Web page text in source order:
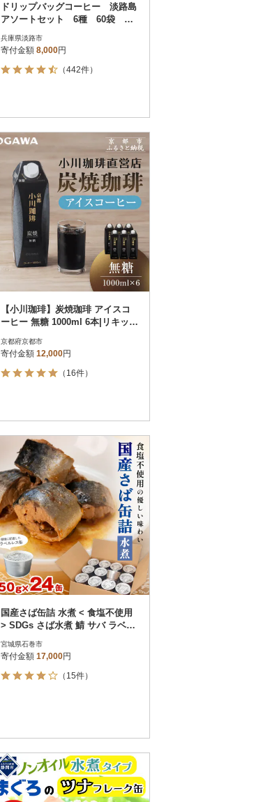
ドリップバッグコーヒー 淡路島
アソートセット 6種 60袋 飲
9
兵庫県淡路市
寄付金額 8,000円
（442件）
【小川珈琲】炭焼珈琲 アイスコ
ーヒー 無糖 1000ml 6本|リキッド
京都府京都市
寄付金額 12,000円
（16件）
国産さば缶詰 水煮 < 食塩不使用
> SDGs さば水煮 鯖 サバ ラベル
宮城県石巻市
寄付金額 17,000円
（15件）